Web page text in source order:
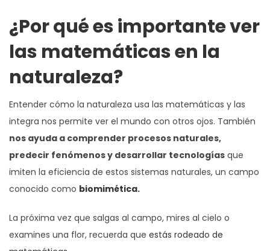
¿Por qué es importante ver
las matemáticas en la
naturaleza?
Entender cómo la naturaleza usa las matemáticas y las
integra nos permite ver el mundo con otros ojos. También
nos ayuda a comprender procesos naturales,
predecir fenómenos y desarrollar tecnologías que
imiten la eficiencia de estos sistemas naturales, un campo
conocido como biomimética.
La próxima vez que salgas al campo, mires al cielo o
examines una flor, recuerda que estás rodeado de